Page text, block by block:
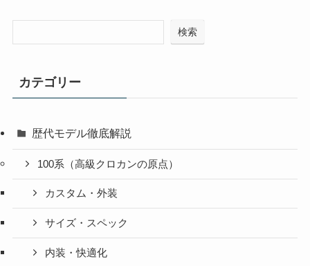
検索
カテゴリー
歴代モデル徹底解説
100系（高級クロカンの原点）
カスタム・外装
サイズ・スペック
内装・快適化